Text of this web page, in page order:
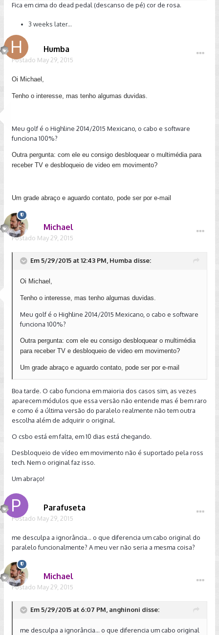
Fica em cima do dead pedal (descanso de pé) cor de rosa.
3 weeks later...
Humba
Postado May 29, 2015
Oi Michael,
Tenho o interesse, mas tenho algumas duvidas.
Meu golf é o Highline 2014/2015 Mexicano, o cabo e software
funciona 100%?
Outra pergunta: com ele eu consigo desbloquear o multimédia para
receber TV e desbloqueio de video em movimento?
Um grade abraço e aguardo contato, pode ser por e-mail
Michael
Postado May 29, 2015
Em 5/29/2015 at 12:43 PM, Humba disse:
Oi Michael,
Tenho o interesse, mas tenho algumas duvidas.
Meu golf é o Highline 2014/2015 Mexicano, o cabo e software
funciona 100%?
Outra pergunta: com ele eu consigo desbloquear o multimédia
para receber TV e desbloqueio de video em movimento?
Um grade abraço e aguardo contato, pode ser por e-mail
Boa tarde. O cabo funciona em maioria dos casos sim, as vezes
aparecem módulos que essa versão não entende mas é bem raro
e como é a última versão do paralelo realmente não tem outra
escolha além de adquirir o original.
O csbo está em falta, em 10 dias está chegando.
Desbloqueio de vídeo em movimento não é suportado pela ross
tech. Nem o original faz isso.
Um abraço!
Parafuseta
Postado May 29, 2015
me desculpa a ignorância... o que diferencia um cabo original do
paralelo funcionalmente? A meu ver não seria a mesma coisa?
Michael
Postado May 29, 2015
Em 5/29/2015 at 6:07 PM, anghinoni disse:
me desculpa a ignorância... o que diferencia um cabo original